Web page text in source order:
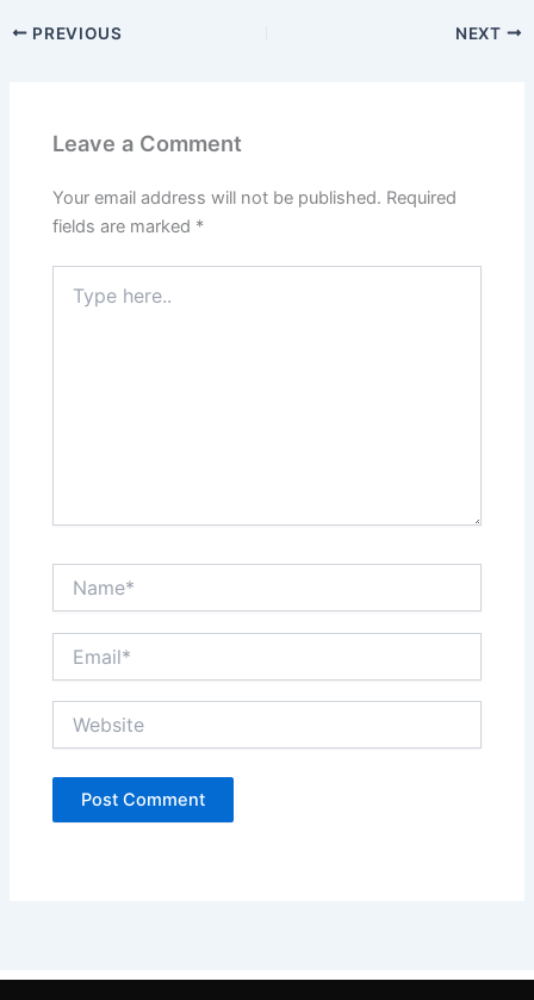
c
e
o
k
st
o
o
PREVIOUS NEXT
Leave a Comment
Your email address will not be published. Required
fields are marked *
here..